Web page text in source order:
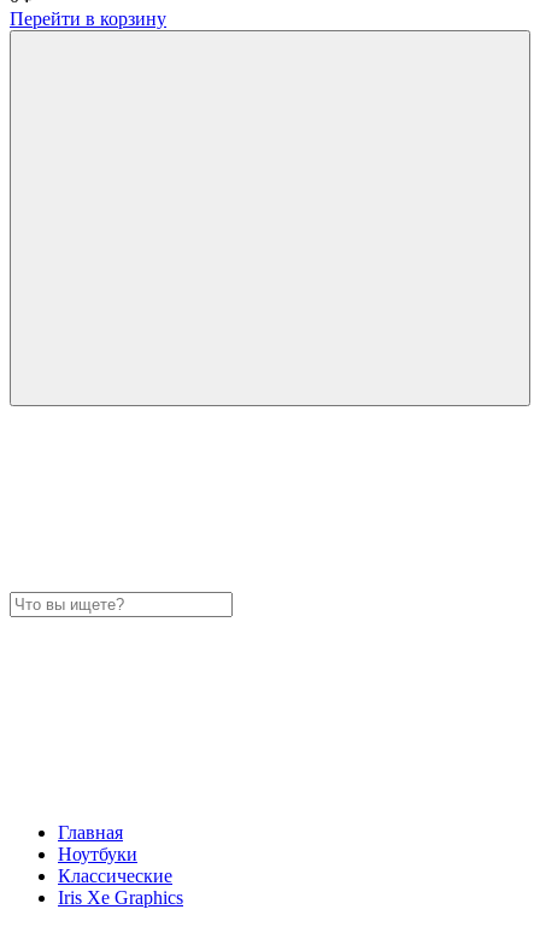
Перейти в корзину
Главная
Ноутбуки
Классические
Iris Xe Graphics